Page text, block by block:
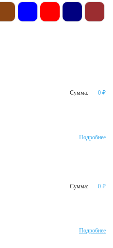
Сумма: 0 ₽
Подробнее
Сумма: 0 ₽
Подробнее